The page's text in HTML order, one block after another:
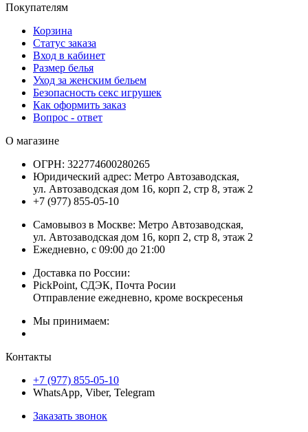
Покупателям
Корзина
Статус заказа
Вход в кабинет
Размер белья
Уход за женским бельем
Безопасность секс игрушек
Как оформить заказ
Вопрос - ответ
О магазине
ОГРН: 322774600280265
Юридический адрес: Метро Автозаводская,
ул. Автозаводская дом 16, корп 2, стр 8, этаж 2
+7 (977) 855-05-10
Самовывоз в Москве: Метро Автозаводская,
ул. Автозаводская дом 16, корп 2, стр 8, этаж 2
Ежедневно, с 09:00 до 21:00
Доставка по России:
PickPoint, СДЭК, Почта Росии
Отправление ежедневно, кроме воскресенья
Мы принимаем:
Контакты
+7 (977) 855-05-10
WhatsApp, Viber, Telegram
Заказать звонок